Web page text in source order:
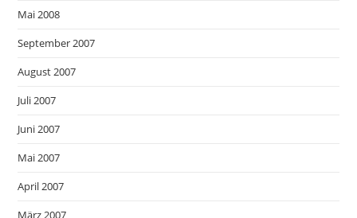
Mai 2008
September 2007
August 2007
Juli 2007
Juni 2007
Mai 2007
April 2007
März 2007